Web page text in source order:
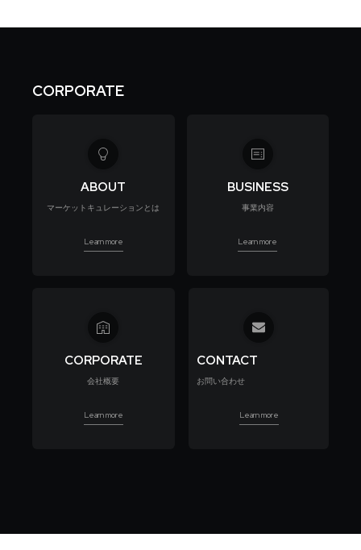
CORPORATE
ABOUT
マーケットキュレーションとは
Learn more
BUSINESS
事業内容
Learn more
CORPORATE
会社概要
Learn more
CONTACT
お問い合わせ
Learn more